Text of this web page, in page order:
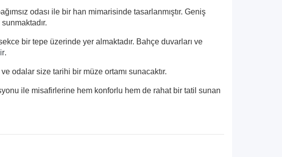
odası ile bir han mimarisinde tasarlanmıştır. Geniş
bir tepe üzerinde yer almaktadır. Bahçe duvarları ve
.
odalar size tarihi bir müze ortamı sunacaktır.
ile misafirlerine hem konforlu hem de rahat bir tatil sunan